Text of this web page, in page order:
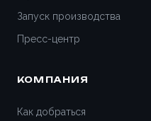
Запуск производства
Пресс-центр
КОМПАНИЯ
Как добраться